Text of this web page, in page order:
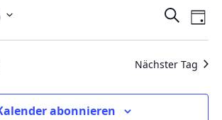
Suche
und
SucheTag
Nächster Tag
abonnieren